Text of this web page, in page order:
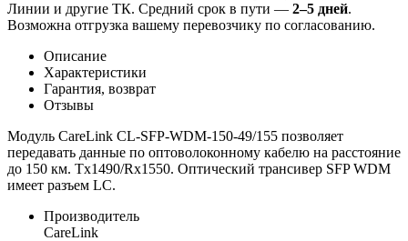
Линии и другие ТК. Средний срок в пути — 2–5 дней.
Возможна отгрузка вашему перевозчику по согласованию.
Описание
Характеристики
Гарантия, возврат
Отзывы
Модуль CareLink CL-SFP-WDM-150-49/155 позволяет
передавать данные по оптоволоконному кабелю на расстояние
до 150 км. Tx1490/Rx1550. Оптический трансивер SFP WDM
имеет разъем LC.
Производитель
CareLink